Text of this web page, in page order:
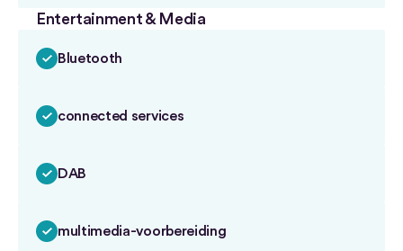
Entertainment & Media
Bluetooth
connected services
DAB
multimedia-voorbereiding